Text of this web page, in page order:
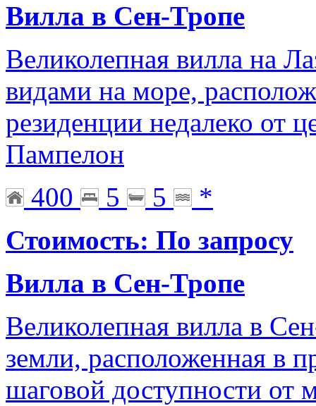
Вилла в Сен-Тропе
Великолепная вилла на
видами на море,
резиденции недалеко от
Пампелон
400
5 5
*
Стоимость: По запросу
Вилла в Сен-Тропе
Великолепная вилла в
земли, расположенная в
шаговой доступности от